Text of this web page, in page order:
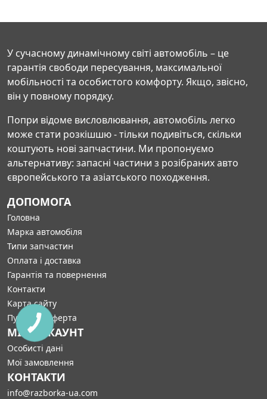
У сучасному динамічному світі автомобіль – це
гарантія свободи пересування, максимальної
мобільності та особистого комфорту. Якщо, звісно,
він у повному порядку.
Попри відоме висловлювання, автомобіль легко
може стати розкішшю - тільки подивіться, скільки
коштують нові запчастини. Ми пропонуємо
альтернативу: запасні частини з розібраних авто
європейського та азіатського походження.
ДОПОМОГА
Головна
Марка автомобіля
Типи запчастин
Оплата і доставка
Гарантія та повернення
Контакти
Карта сайту
Публічна оферта
МІЙ АККАУНТ
Особисті дані
Мої замовлення
КОНТАКТИ
info@razborka-ua.com